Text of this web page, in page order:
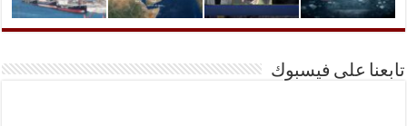
تابعنا على فيسبوك